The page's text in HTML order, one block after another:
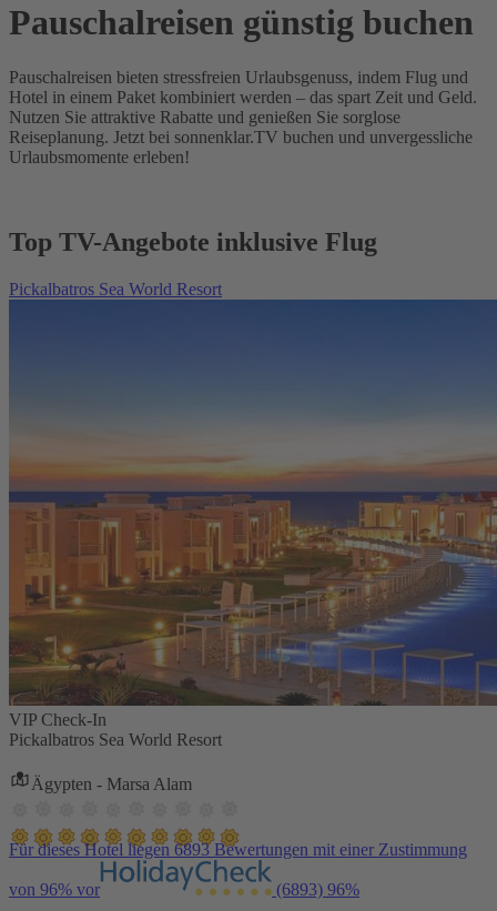
Pauschalreisen günstig buchen
Pauschalreisen bieten stressfreien Urlaubsgenuss, indem Flug und
Hotel in einem Paket kombiniert werden – das spart Zeit und Geld.
Nutzen Sie attraktive Rabatte und genießen Sie sorglose
Reiseplanung. Jetzt bei sonnenklar.TV buchen und unvergessliche
Urlaubsmomente erleben!
Top TV-Angebote inklusive Flug
Pickalbatros Sea World Resort
VIP Check-In
Pickalbatros Sea World Resort
Ägypten - Marsa Alam
Für dieses Hotel liegen 6893 Bewertungen mit einer Zustimmung
von 96% vor (6893) 96%